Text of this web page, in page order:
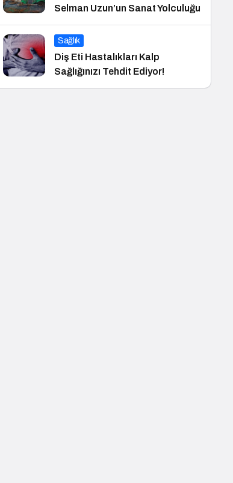
Selman Uzun’un Sanat Yolculuğu
Sağlık
Diş Eti Hastalıkları Kalp
Sağlığınızı Tehdit Ediyor!